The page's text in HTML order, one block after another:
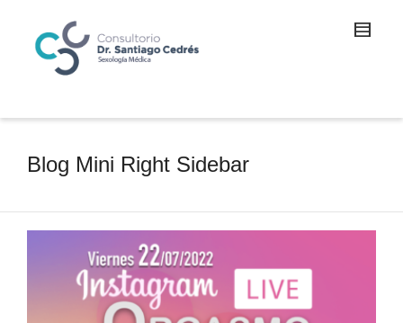
Blog Mini Right Sidebar